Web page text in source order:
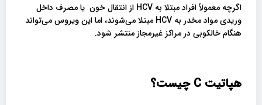
اگرچه معمولاً افراد مبتلا به HCV از انتقال خون یا مصرف داخل
وریدی مواد مخدر به HCV مبتلا می‌شوند، اما این ویروس می‌تواند
هنگام خالکوبی در مراکز غیرمجاز منتشر شود.
هپاتیت چیست؟